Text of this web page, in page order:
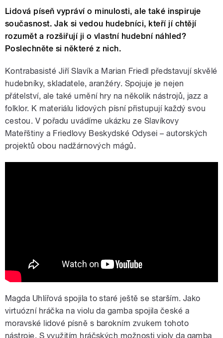
Lidová píseň vypráví o minulosti, ale také inspiruje
současnost. Jak si vedou hudebníci, kteří jí chtějí
rozumět a rozšiřují ji o vlastní hudební náhled?
Poslechněte si některé z nich.
Kontrabasisté Jiří Slavík a Marian Friedl představují skvělé
hudebníky, skladatele, aranžéry. Spojuje je nejen
přátelství, ale také umění hry na několik nástrojů, jazz a
folklor. K materiálu lidových písní přistupují každý svou
cestou. V pořadu uvádíme ukázku ze Slavíkovy
Mateřštiny a Friedlovy Beskydské Odysei – autorských
projektů obou nadžárnových mágů.
Magda Uhlířová spojila to staré ještě se starším. Jako
virtuózní hráčka na violu da gamba spojila české a
moravské lidové písně s barokním zvukem tohoto
nástroje. S využitím hráčských možnosti violy da gamba